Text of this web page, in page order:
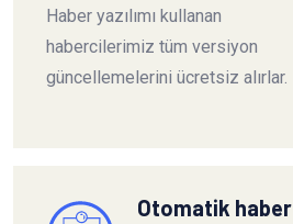
Haber yazılımı kullanan
habercilerimiz tüm versiyon
güncellemelerini ücretsiz alırlar.
Otomatik haber